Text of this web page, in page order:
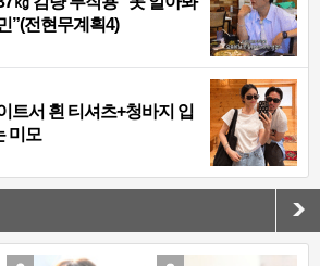
”(전현무계획4)
트서 흰 티셔츠+청바지 입
미모